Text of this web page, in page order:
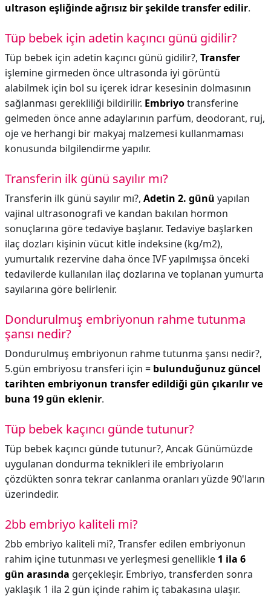
ultrason eşliğinde ağrısız bir şekilde transfer edilir.
Tüp bebek için adetin kaçıncı günü gidilir?
Tüp bebek için adetin kaçıncı günü gidilir?, Transfer
işlemine girmeden önce ultrasonda iyi görüntü
alabilmek için bol su içerek idrar kesesinin dolmasının
sağlanması gerekliliği bildirilir. Embriyotransferine
gelmeden önce anne adaylarının parfüm, deodorant, ruj,
oje ve herhangi bir makyaj malzemesi kullanmaması
konusunda bilgilendirme yapılır.
Transferin ilk günü sayılır mı?
Transferin ilk günü sayılır mı?, Adetin 2. günü yapılan
vajinal ultrasonografi ve kandan bakılan hormon
sonuçlarına göre tedaviye başlanır. Tedaviye başlarken
ilaç dozları kişinin vücut kitle indeksine (kg/m2),
yumurtalık rezervine daha önce IVF yapılmışsa önceki
tedavilerde kullanılan ilaç dozlarına ve toplanan yumurta
sayılarına göre belirlenir.
Dondurulmuş embriyonun rahme tutunma
şansı nedir?
Dondurulmuş embriyonun rahme tutunma şansı nedir?,
5.gün embriyosu transferi için = bulunduğunuz güncel
tarihten embriyonun transfer edildiği gün çıkarılır ve
buna 19 gün eklenir.
Tüp bebek kaçıncı günde tutunur?
Tüp bebek kaçıncı günde tutunur?, Ancak Günümüzde
uygulanan dondurma teknikleri ile embriyoların
çözdükten sonra tekrar canlanma oranları yüzde 90'ların
üzerindedir.
2bb embriyo kaliteli mi?
2bb embriyo kaliteli mi?, Transfer edilen embriyonun
rahim içine tutunması ve yerleşmesi genellikle 1 ila 6
gün arasında gerçekleşir. Embriyo, transferden sonra
yaklaşık 1 ila 2 gün içinde rahim iç tabakasına ulaşır.